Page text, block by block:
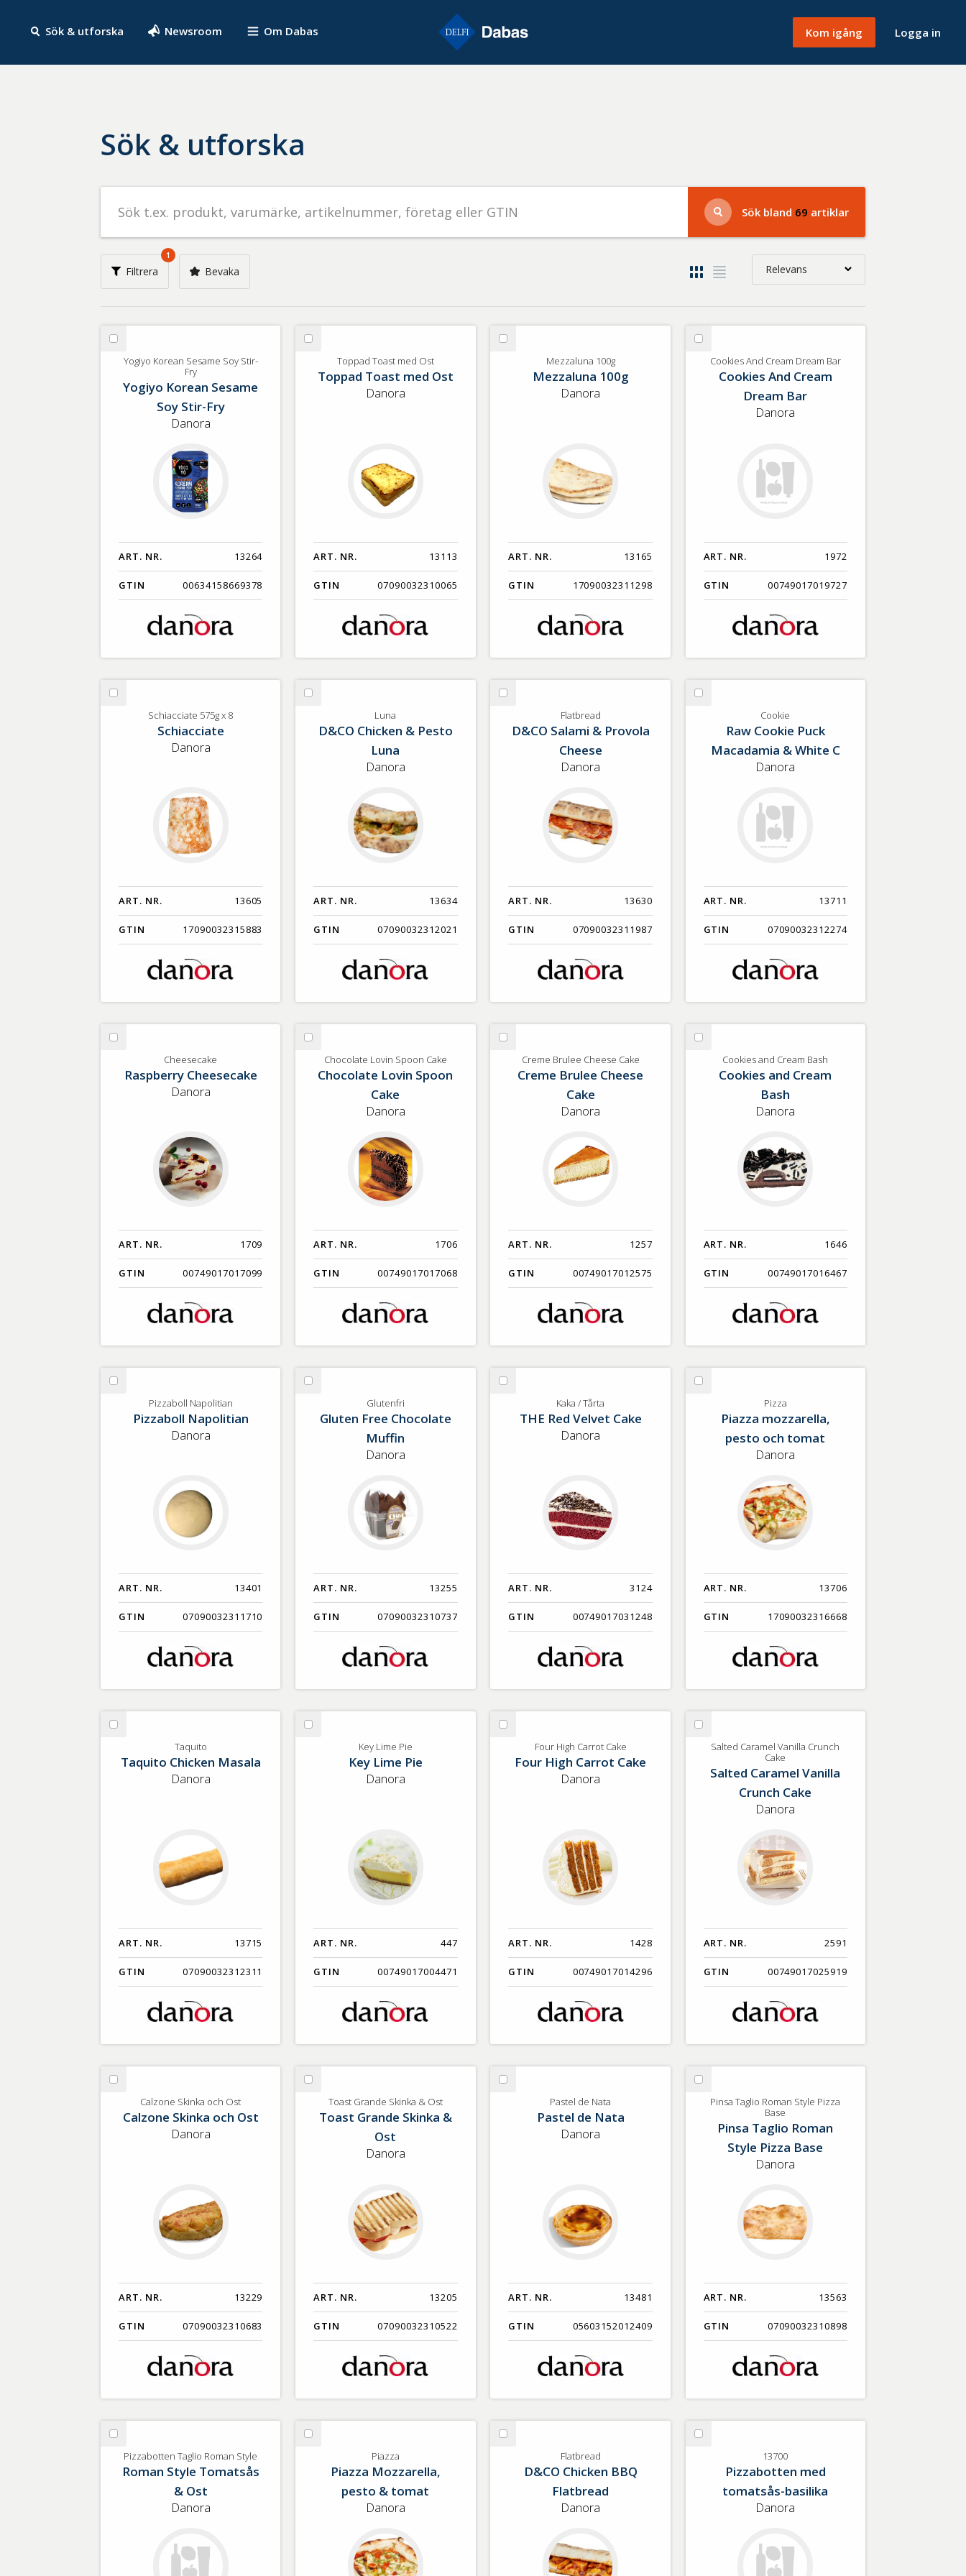
Sök & utforska Newsroom Om Dabas Kom igång Logga in
Sök & utforska
Sök
livsmedel
på
t.ex.
produkt,
varumärke,
GTIN
Sök bland 69 artiklar
Filtrera
1
Bevaka Relevans
Nyaste
Benämning A-Ö
Artikelnummer
Med bild först
Välj
Yogiyo
Sesame
Yogiyo Korean Sesame Soy Stir-
Fry
Yogiyo Korean Sesame
Soy Stir-Fry
Danora
ART. NR. 13264
GTIN 00634158669378
Välj
Toppad
Toast
Toppad Toast med Ost
Toppad Toast med Ost
Danora
ART. NR. 13113
GTIN 07090032310065
Välj
MezzalunaMezzaluna 100g
Mezzaluna 100g
Danora
ART. NR. 13165
GTIN 17090032311298
Välj
Cookies
Cookies And Cream Dream Bar
Cookies And Cream
Dream Bar
Danora
ART. NR. 1972
GTIN 00749017019727
Välj
SchiacciateSchiacciate 575g x 8
Schiacciate
Danora
ART. NR. 13605
GTIN 17090032315883
Välj
Luna
D&CO Chicken & Pesto
Luna
Danora
ART. NR. 13634
GTIN 07090032312021
Välj
Flatbread
D&CO Salami & Provola
Cheese
Danora
ART. NR. 13630
GTIN 07090032311987
Välj
Cookie
Raw Cookie Puck
Macadamia & White C
Danora
ART. NR. 13711
GTIN 07090032312274
Välj
CheesecakeCheesecake
Raspberry Cheesecake
Danora
ART. NR. 1709
GTIN 00749017017099
Välj
Chocolate
Lovin
Chocolate Lovin Spoon Cake
Chocolate Lovin Spoon
Cake
Danora
ART. NR. 1706
GTIN 00749017017068
Välj
Creme
Brulee
Creme Brulee Cheese Cake
Creme Brulee Cheese
Cake
Danora
ART. NR. 1257
GTIN 00749017012575
Välj
CookiesCookies and Cream Bash
Cookies and Cream
Bash
Danora
ART. NR. 1646
GTIN 00749017016467
Välj
Pizzaboll
Napolitian
Pizzaboll Napolitian
Pizzaboll Napolitian
Danora
ART. NR. 13401
GTIN 07090032311710
Välj
Glutenfri
Gluten Free Chocolate
Muffin
Danora
ART. NR. 13255
GTIN 07090032310737
Välj
Kaka / Tårta
THE Red Velvet Cake
Danora
ART. NR. 3124
GTIN 00749017031248
Välj
Pizza
Piazza mozzarella,
pesto och tomat
Danora
ART. NR. 13706
GTIN 17090032316668
Välj
Taquito
Taquito Chicken Masala
Danora
ART. NR. 13715
GTIN 07090032312311
Välj
Key Lime Pie
Key Lime Pie
Danora
ART. NR. 447
GTIN 00749017004471
Välj
High
Four High Carrot Cake
Four High Carrot Cake
Danora
ART. NR. 1428
GTIN 00749017014296
Välj
Salted
Vanilla
Salted Caramel Vanilla Crunch
Cake
Salted Caramel Vanilla
Crunch Cake
Danora
ART. NR. 2591
GTIN 00749017025919
Välj
Calzone
Skinka
Calzone Skinka och Ost
Calzone Skinka och Ost
Danora
ART. NR. 13229
GTIN 07090032310683
Välj
Toast
Grande
Toast Grande Skinka & Ost
Toast Grande Skinka &
Ost
Danora
ART. NR. 13205
GTIN 07090032310522
Välj
Pastel de Nata
Pastel de Nata
Danora
ART. NR. 13481
GTIN 05603152012409
Välj
Pinsa
Roman
Pinsa Taglio Roman Style Pizza
Base
Pinsa Taglio Roman
Style Pizza Base
Danora
ART. NR. 13563
GTIN 07090032310898
Välj
Pizzabotten
Taglio
Pizzabotten Taglio Roman Style
Roman Style Tomatsås
& Ost
Danora
Välj
Piazza
Piazza Mozzarella,
pesto & tomat
Danora
Välj
Flatbread
D&CO Chicken BBQ
Flatbread
Danora
Välj
13700
Pizzabotten med
tomatsås-basilika
Danora